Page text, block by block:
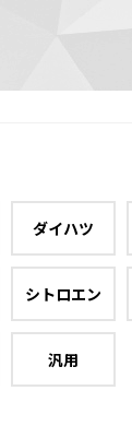
ダイハツ
シトロエン
汎用